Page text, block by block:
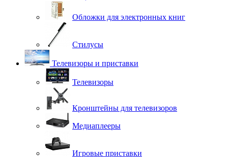
Обложки для электронных книг
Стилусы
Телевизоры и приставки
Телевизоры
Кронштейны для телевизоров
Медиаплееры
Игровые приставки